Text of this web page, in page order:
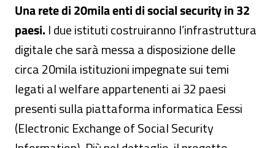
Una rete di 20mila enti di social security in 32
paesi. I due istituti costruiranno l’infrastruttura
digitale che sarà messa a disposizione delle
circa 20mila istituzioni impegnate sui temi
legati al welfare appartenenti ai 32 paesi
presenti sulla piattaforma informatica Eessi
(Electronic Exchange of Social Security